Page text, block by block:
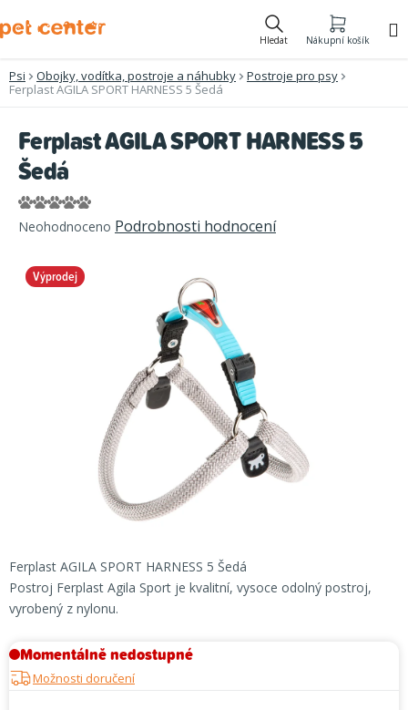
na
Hledat Nákupní košík
Psi Obojky, vodítka, postroje a náhubky
Postroje pro psy
Ferplast AGILA SPORT HARNESS 5 Šedá
Ferplast AGILA SPORT HARNESS 5 Šedá
Postroj Ferplast Agila Sport je kvalitní, vysoce odolný postroj,
vyrobený z nylonu.
Momentálně nedostupné
Možnosti doručení
Ferplast AGILA SPORT HARNESS 5
Šedá
Průměrné
hodnocení
je
Neohodnoceno Podrobnosti hodnocení
Výprodej